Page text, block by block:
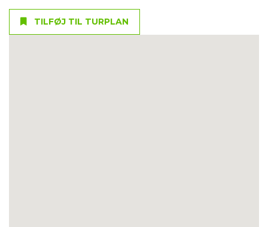
TILFØJ TIL TURPLAN